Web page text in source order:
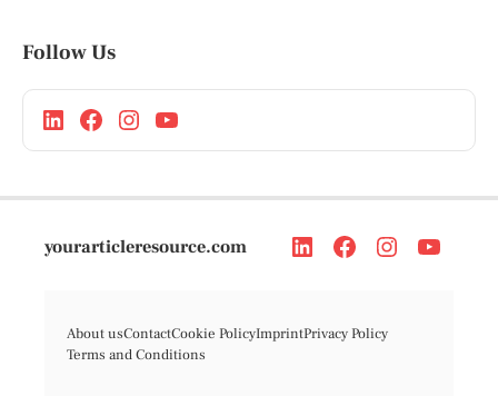
Follow Us
yourarticleresource.com
About usContactCookie PolicyImprintPrivacy Policy
Terms and Conditions